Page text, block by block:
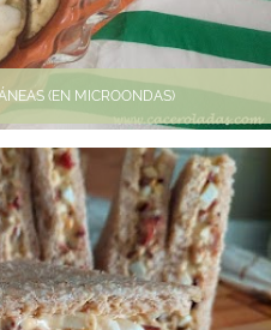
(EN MICROONDAS)